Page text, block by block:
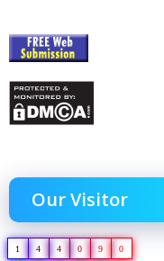
Our Visitor
1 4 4 0 9 0